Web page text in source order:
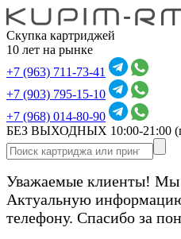
Скупка картриджей
10 лет на рынке
+7 (963) 711-73-41
+7 (903) 795-15-10
+7 (968) 014-80-90
БЕЗ ВЫХОДНЫХ 10:00-21:00
Уважаемые клиенты! Мы
Актуальную
телефону. Спасибо за